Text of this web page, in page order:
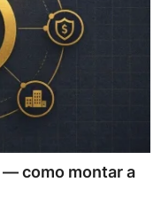
— como montar a